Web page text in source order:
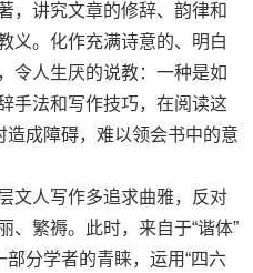
，讲究文章的修辞、韵律和
义。化作充满诗意的、明白
令人生厌的说教：一种是如
手法和写作技巧，在阅读这
造成障碍，难以领会书中的意
人写作多追求曲雅，反对
、繁褥。此时，来自于“谐体”
部分学者的青睐，运用“四六